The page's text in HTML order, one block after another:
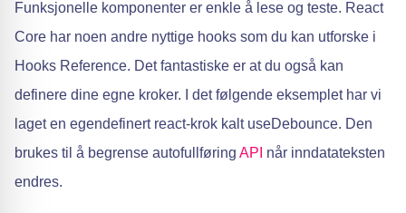
Funksjonelle komponenter er enkle å lese og teste. React
Core har noen andre nyttige hooks som du kan utforske i
Hooks Reference. Det fantastiske er at du også kan
definere dine egne kroker. I det følgende eksemplet har vi
laget en egendefinert react-krok kalt useDebounce. Den
brukes til å begrense autofullføring API når inndatateksten
endres.